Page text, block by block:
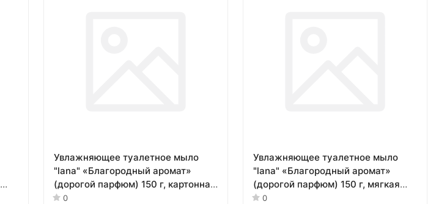
Увлажняющее туалетное мыло
"lana" «Благородный аромат»
(дорогой парфюм) 150 г, картонная
коробка
0
Увлажняющее туалетное мыло
"lana" «Благородный аромат»
(дорогой парфюм) 150 г, мягкая
упаковка
0